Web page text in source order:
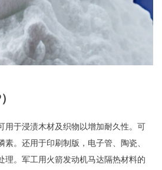
用于浸渍木材及织物以增加耐久性。可
。还用于印刷制版，电子管、陶瓷、
理。军工用火箭发动机马达隔热材料的